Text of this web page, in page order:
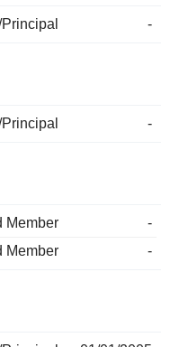
-
-
Member
-
Member
-